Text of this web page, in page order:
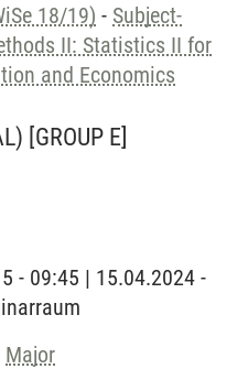
18/19) - Subject-
II: Statistics II for
and Economics
[GROUP E]
- 09:45 | 15.04.2024 -
Major